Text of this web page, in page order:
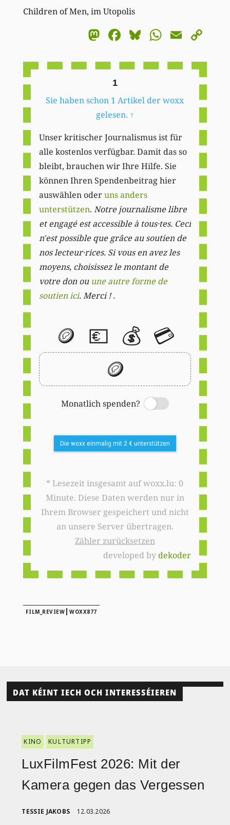
Children of Men, im Utopolis
Mastodon
Facebook
BlueskyEmail
1
Sie haben schon 1 Artikel der woxx
gelesen. ↑
Unser kritischer Journalismus ist für
alle kostenlos verfügbar. Damit das so
bleibt, brauchen wir Ihre Hilfe. Sie
können Ihren Spendenbeitrag hier
auswählen oderuns anders
unterstützen. Notre journalisme libre
et engagé est accessible à tous·tes. Ceci
n'est possible que grâce au soutien de
nos lecteur·rices. Si vous en avez les
moyens, choisissez le montant de
votre don ou une autre forme de
soutien ici. Merci ! .
🪙 💶 💰 💳
🪙
Monatlich spenden?
Switch
Die woxx einmalig mit 2 € unterstützen
* Lesezeit insgesamt auf woxx.lu: 0
Minute. Diese Daten werden nur in
Ihrem Browser gespeichert und nicht
an unsere Server übertragen.
Zähler zurücksetzen
developed bydekoder
FILM_REVIEW |WOXX877
DAT KÉINT IECH OCH INTERESSÉIEREN
KINO KULTURTIPP
LuxFilmFest 2026: Mit der
Kamera gegen das Vergessen
TESSIE JAKOBS 12.03.2026